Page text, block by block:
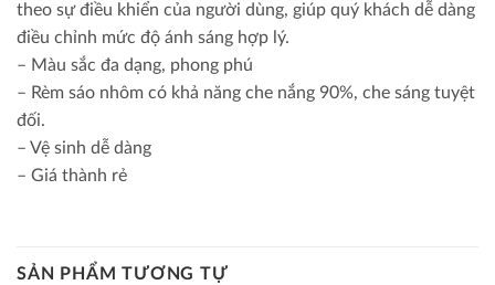
theo sự điều khiển của người dùng, giúp quý khách dễ dàng
điều chỉnh mức độ ánh sáng hợp lý.
– Màu sắc đa dạng, phong phú
– Rèm sáo nhôm có khả năng che nắng 90%, che sáng tuyệt
đối.
– Vệ sinh dễ dàng
– Giá thành rẻ
SẢN PHẨM TƯƠNG TỰ